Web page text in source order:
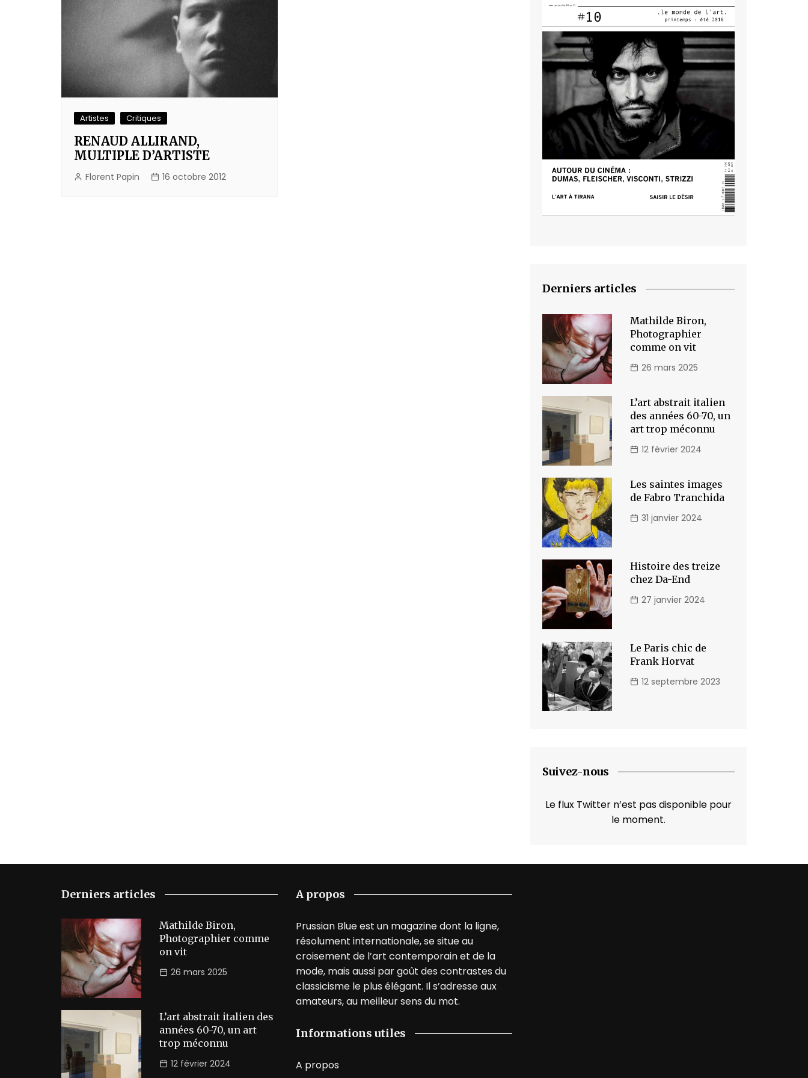
Artistes Critiques
RENAUD ALLIRAND,
MULTIPLE D’ARTISTE
Florent Papin 16 octobre 2012
Derniers articles
Mathilde Biron,
Photographier
comme on vit
26 mars 2025
L’art abstrait italien
des années 60-70, un
art trop méconnu
12 février 2024
Les saintes images
de Fabro Tranchida
31 janvier 2024
Histoire des treize
chez Da-End
27 janvier 2024
Le Paris chic de
Frank Horvat
12 septembre 2023
Suivez-nous
Le flux Twitter n’est pas disponible pour
le moment.
Derniers articles
Mathilde Biron,
Photographier comme
on vit
26 mars 2025
L’art abstrait italien des
années 60-70, un art
trop méconnu
12 février 2024
A propos
Prussian Blue est un magazine dont la ligne,
résolument internationale, se situe au
croisement de l’art contemporain et de la
mode, mais aussi par goût des contrastes du
classicisme le plus élégant. Il s’adresse aux
amateurs, au meilleur sens du mot.
Informations utiles
A propos